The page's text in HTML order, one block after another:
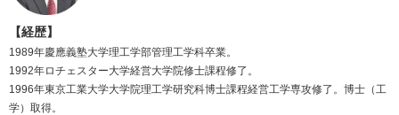
【経歴】
1989年慶應義塾大学理工学部管理工学科卒業。
1992年ロチェスター大学経営大学院修士課程修了。
1996年東京工業大学大学院理工学研究科博士課程経営工学専攻修了。博士（工
学）取得。